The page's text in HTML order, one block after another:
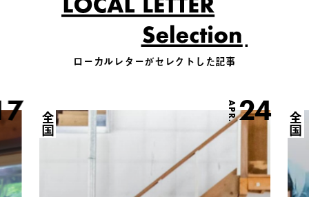
ローカルレターがセレクトした記事
APR.24
全国 全国